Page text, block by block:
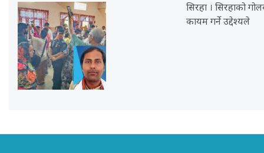
सिरहा । सिरहाको
कायम गर्ने उद्देश्यले